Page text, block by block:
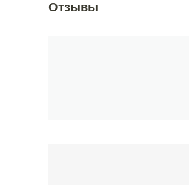
Отзывы